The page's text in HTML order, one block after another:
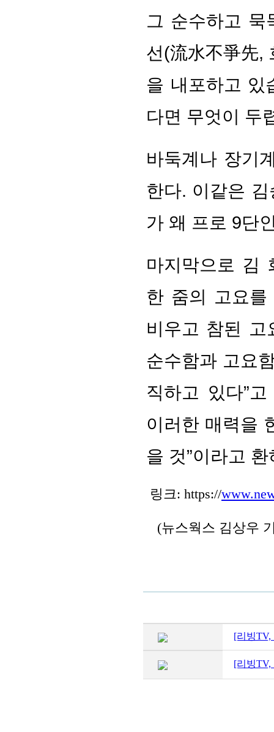
그 순수하고 묵
선(流水不爭先,
을 내포하고 있
다면 무엇이 두
바둑계나 장기
한다. 이같은
가 왜 프로 9단
마지막으로 김
한 줌의 고요를
비우고 참된 고
순수함과 고요
직하고 있다”
이러한 매력을
을 것”이라고
링크: https://
(뉴스웍스 김상우
[리빙TV,
[리빙TV,